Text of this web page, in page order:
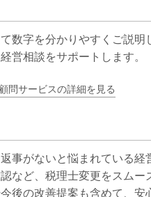
数字を分かりやすくご説明
営相談をサポートします。
問サービスの詳細を見る
事がないと悩まれている経
など、税理士変更をスムー
後の改善提案も含めて、安